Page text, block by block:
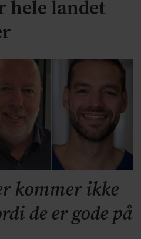
hele landet
kommer ikke
de er gode på